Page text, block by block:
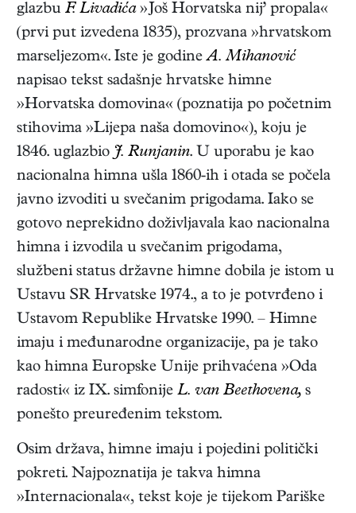
glazbu F. Livadića»Još Horvatska nij’ propala«
(prvi put izvedena 1835), prozvana »hrvatskom
marseljezom«. Iste je godineA. Mihanović
napisao tekst sadašnje hrvatske himne
»Horvatska domovina« (poznatija po početnim
stihovima »Lijepa naša domovino«), koju je
1846. uglazbioJ. Runjanin. U uporabu je kao
nacionalna himna ušla 1860-ih i otada se počela
javno izvoditi u svečanim prigodama. Iako se
gotovo neprekidno doživljavala kao nacionalna
himna i izvodila u svečanim prigodama,
službeni status državne himne dobila je istom u
Ustavu SR Hrvatske 1974., a to je potvrđeno i
Ustavom Republike Hrvatske 1990. – Himne
imaju i međunarodne organizacije, pa je tako
kao himna Europske Unije prihvaćena »Oda
radosti« iz IX. simfonije L. van Beethovena, s
ponešto preuređenim tekstom.
Osim država, himne imaju i pojedini politički
pokreti. Najpoznatija je takva himna
»Internacionala«, tekst koje je tijekom Pariške